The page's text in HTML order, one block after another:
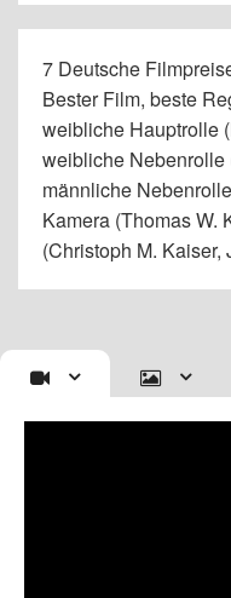
7 Deutsche
Bester Film, beste
weibliche Hauptrolle
weibliche Nebenrolle
männliche
Kamera (Thomas W.
(Christoph M. Kaiser,